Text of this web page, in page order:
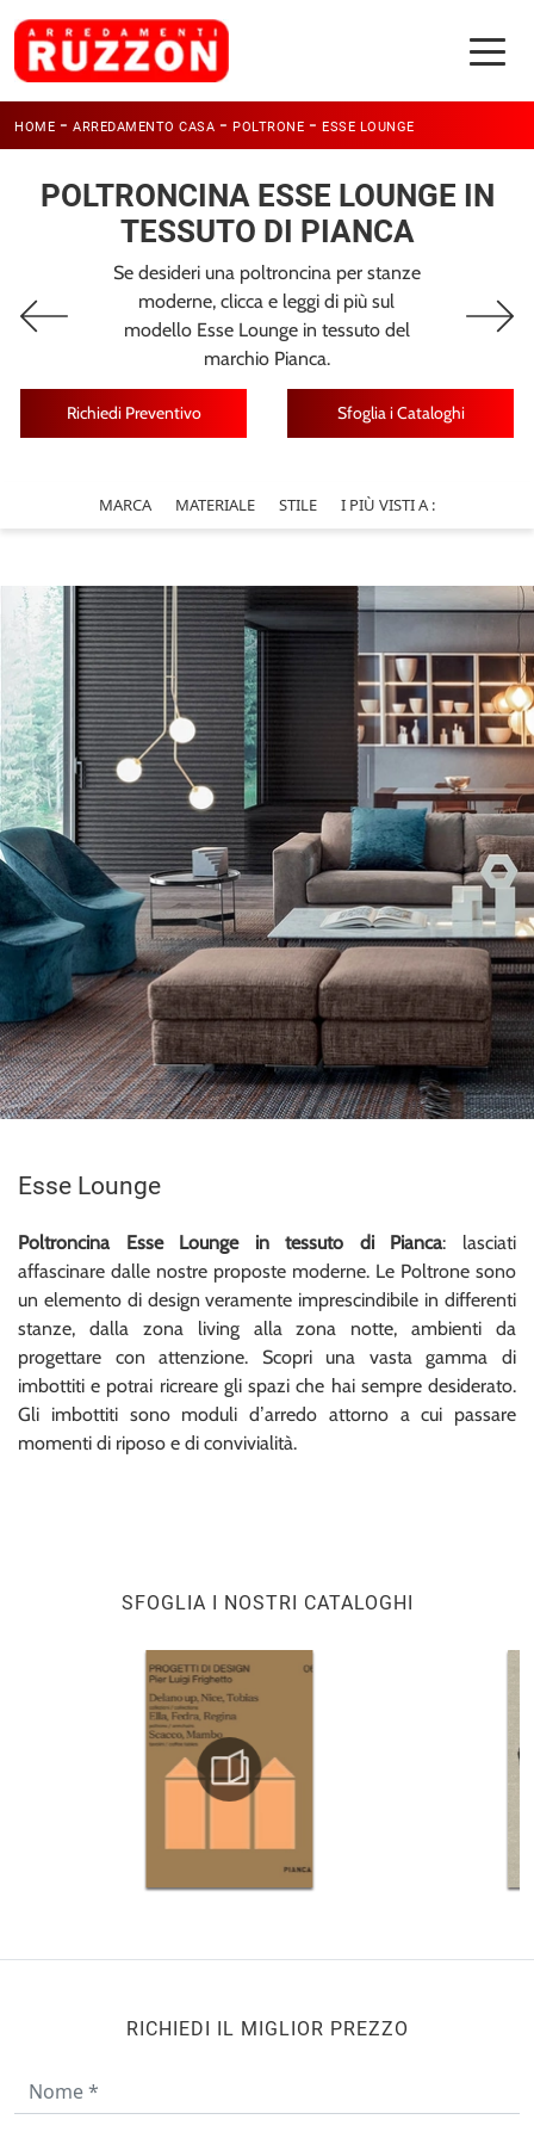
HOME - ARREDAMENTO CASA - POLTRONE - ESSE LOUNGE
POLTRONCINA ESSE LOUNGE IN
TESSUTO DI PIANCA
Se desideri una poltroncina per stanze
moderne, clicca e leggi di più sul
modello Esse Lounge in tessuto del
marchio Pianca.
Richiedi Preventivo Sfoglia i Cataloghi
MARCA MATERIALE STILE I PIÙ VISTI A :
Esse Lounge
Poltroncina Esse Lounge in tessuto di Pianca: lasciati
affascinare dalle nostre proposte moderne. Le Poltrone sono
un elemento di design veramente imprescindibile in differenti
stanze, dalla zona living alla zona notte, ambienti da
progettare con attenzione. Scopri una vasta gamma di
imbottiti e potrai ricreare gli spazi che hai sempre desiderato.
Gli imbottiti sono moduli d’arredo attorno a cui passare
momenti di riposo e di convivialità.
SFOGLIA I NOSTRI CATALOGHI
RICHIEDI IL MIGLIOR PREZZO